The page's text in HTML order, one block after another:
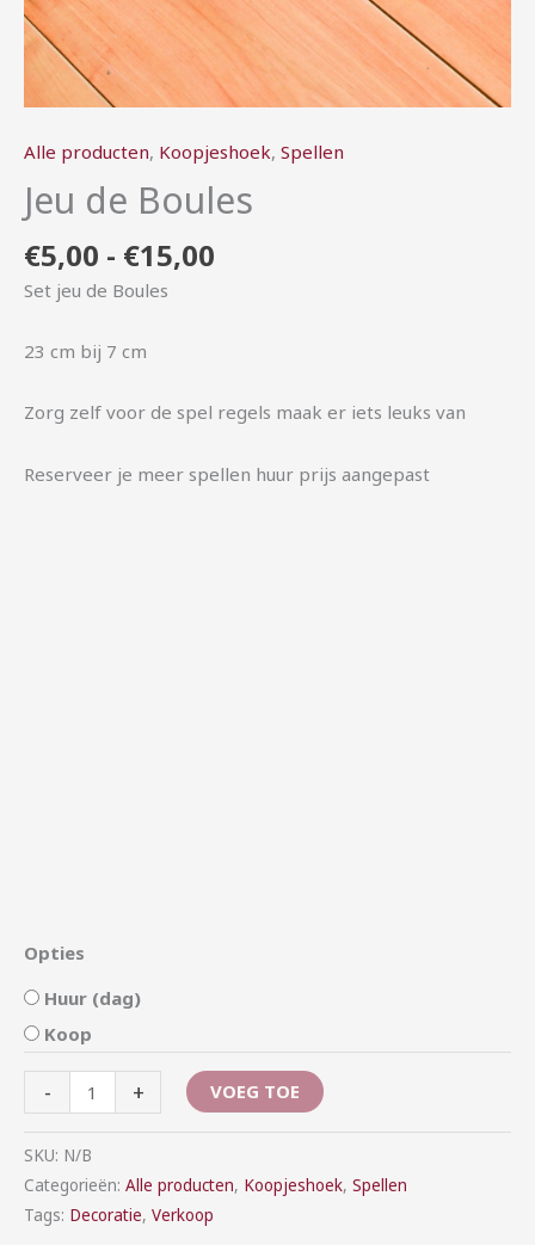
Alle producten, Koopjeshoek, Spellen
Jeu de Boules
€5,00 - €15,00
Set jeu de Boules
23 cm bij 7 cm
Zorg zelf voor de spel regels maak er iets leuks van
Reserveer je meer spellen huur prijs aangepast
Opties
Huur (dag)
Koop
- + VOEG TOE
SKU: N/B
Categorieën: Alle producten, Koopjeshoek, Spellen
Tags: Decoratie, Verkoop